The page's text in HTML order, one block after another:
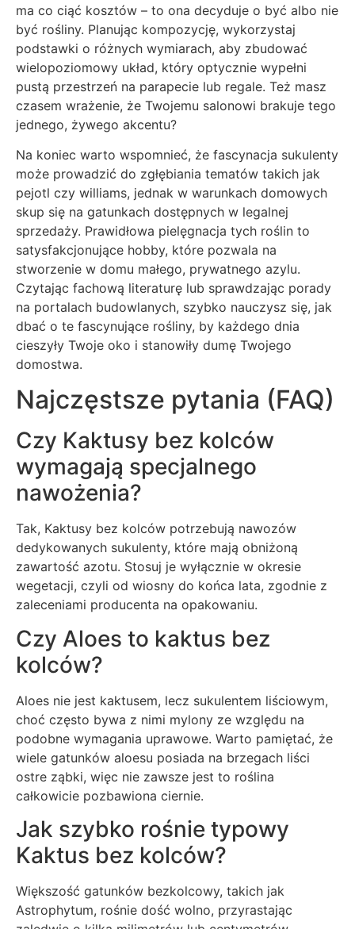
ma co ciąć kosztów – to ona decyduje o być albo nie
być rośliny. Planując kompozycję, wykorzystaj
podstawki o różnych wymiarach, aby zbudować
wielopoziomowy układ, który optycznie wypełni
pustą przestrzeń na parapecie lub regale. Też masz
czasem wrażenie, że Twojemu salonowi brakuje tego
jednego, żywego akcentu?
Na koniec warto wspomnieć, że fascynacja sukulenty
może prowadzić do zgłębiania tematów takich jak
pejotl czy williams, jednak w warunkach domowych
skup się na gatunkach dostępnych w legalnej
sprzedaży. Prawidłowa pielęgnacja tych roślin to
satysfakcjonujące hobby, które pozwala na
stworzenie w domu małego, prywatnego azylu.
Czytając fachową literaturę lub sprawdzając porady
na portalach budowlanych, szybko nauczysz się, jak
dbać o te fascynujące rośliny, by każdego dnia
cieszyły Twoje oko i stanowiły dumę Twojego
domostwa.
Najczęstsze pytania (FAQ)
Czy Kaktusy bez kolców
wymagają specjalnego
nawożenia?
Tak, Kaktusy bez kolców potrzebują nawozów
dedykowanych sukulenty, które mają obniżoną
zawartość azotu. Stosuj je wyłącznie w okresie
wegetacji, czyli od wiosny do końca lata, zgodnie z
zaleceniami producenta na opakowaniu.
Czy Aloes to kaktus bez
kolców?
Aloes nie jest kaktusem, lecz sukulentem liściowym,
choć często bywa z nimi mylony ze względu na
podobne wymagania uprawowe. Warto pamiętać, że
wiele gatunków aloesu posiada na brzegach liści
ostre ząbki, więc nie zawsze jest to roślina
całkowicie pozbawiona ciernie.
Jak szybko rośnie typowy
Kaktus bez kolców?
Większość gatunków bezkolcowy, takich jak
Astrophytum, rośnie dość wolno, przyrastając